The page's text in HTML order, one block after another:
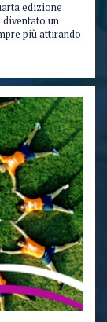
edizione
diventato un
più attirando